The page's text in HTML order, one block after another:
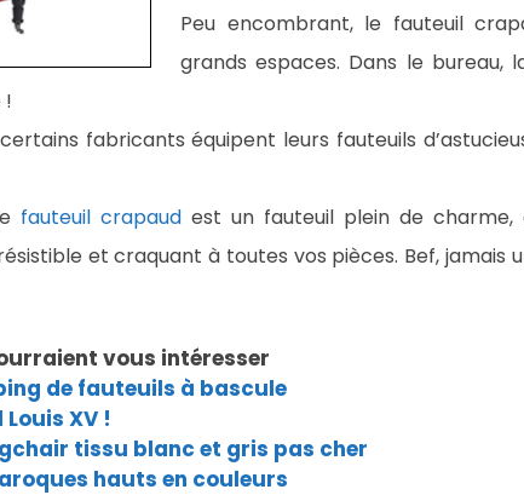
Peu encombrant, le fauteuil
grands espaces. Dans le bureau,
!
fabricants équipent leurs fauteuils
fauteuil crapaud est un fauteuil plein de charme,
et craquant à toutes vos pièces. Bef, jamais
vous intéresser
de fauteuils à bascule
XV !
tissu blanc et gris pas cher
hauts en couleurs